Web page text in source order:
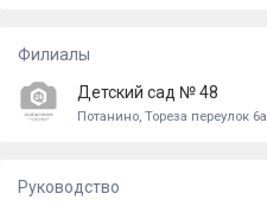
Филиалы
Детский сад № 48
Потанино, Тореза переулок 6а
Руководство